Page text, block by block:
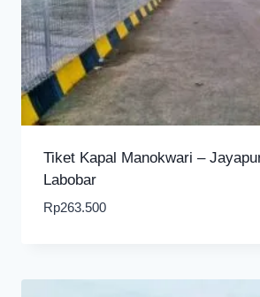
Tiket Kapal Manokwari –
Labobar
Rp263.500